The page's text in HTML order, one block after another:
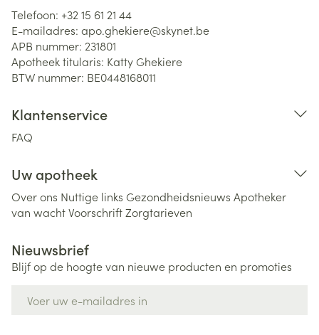
Telefoon: +32 15 61 21 44
E-mailadres: apo.ghekiere@skynet.be
APB nummer: 231801
Apotheek titularis: Katty Ghekiere
BTW nummer: BE0448168011
Klantenservice
FAQ
Uw apotheek
Over ons Nuttige links Gezondheidsnieuws Apotheker
van wachtVoorschriftZorgtarieven
Nieuwsbrief
Blijf op de hoogte van nieuwe producten en promoties